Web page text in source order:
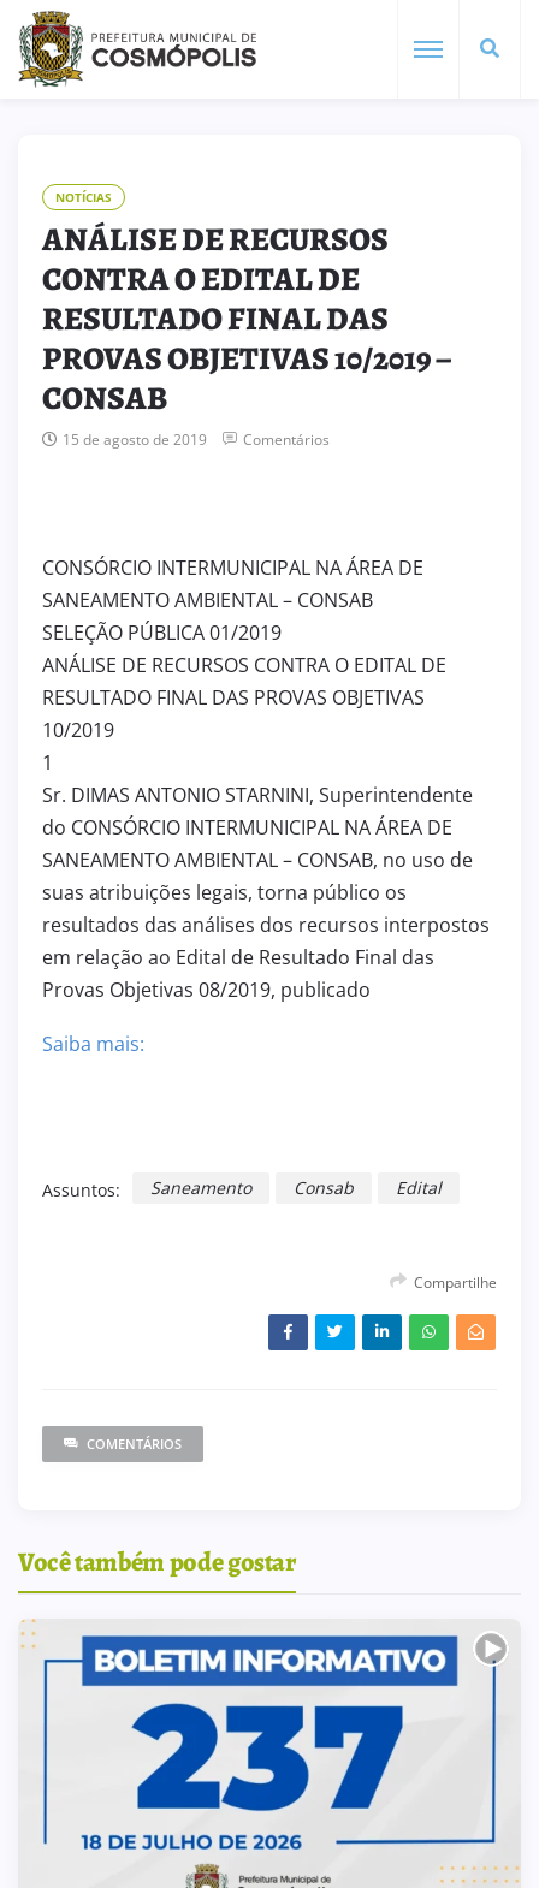
NOTÍCIAS
ANÁLISE DE RECURSOS
CONTRA O EDITAL DE
RESULTADO FINAL DAS
PROVAS OBJETIVAS 10/2019 –
CONSAB
15 de agosto de 2019 Comentários
CONSÓRCIO INTERMUNICIPAL NA ÁREA DE
SANEAMENTO AMBIENTAL – CONSAB
SELEÇÃO PÚBLICA 01/2019
ANÁLISE DE RECURSOS CONTRA O EDITAL DE
RESULTADO FINAL DAS PROVAS OBJETIVAS
10/2019
1
Sr. DIMAS ANTONIO STARNINI, Superintendente
do CONSÓRCIO INTERMUNICIPAL NA ÁREA DE
SANEAMENTO AMBIENTAL – CONSAB, no uso de
suas atribuições legais, torna público os
resultados das análises dos recursos interpostos
em relação ao Edital de Resultado Final das
Provas Objetivas 08/2019, publicado
Saiba mais:
Assuntos: Saneamento Consab Edital
Compartilhe
COMENTÁRIOS
Você também pode gostar